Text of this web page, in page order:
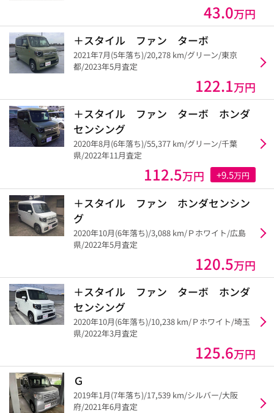
43.0万円
＋スタイル ファン ターボ
2021年7月(5年落ち)/20,278 km/グリーン/東京
都/2023年5月査定
122.1万円
＋スタイル ファン ターボ ホンダ
センシング
2020年8月(6年落ち)/55,377 km/グリーン/千葉
県/2022年11月査定
112.5万円 +9.5万円
＋スタイル ファン ホンダセンシン
グ
2020年10月(6年落ち)/3,088 km/Ｐホワイト/広島
県/2022年5月査定
120.5万円
＋スタイル ファン ターボ ホンダ
センシング
2020年10月(6年落ち)/10,238 km/Ｐホワイト/埼玉
県/2022年3月査定
125.6万円
Ｇ
2019年1月(7年落ち)/17,539 km/シルバー/大阪
府/2021年6月査定